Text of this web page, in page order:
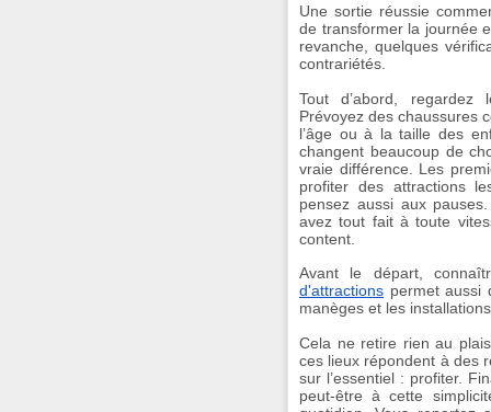
Une sortie réussie
de transformer la journée
revanche, quelques
contrariétés.
Tout d’abord, regardez
Prévoyez des chaussures
l’âge ou à la taille des
changent beaucoup de
vraie différence. Les
profiter des attractions
pensez aussi aux
avez tout fait à toute
content.
Avant le départ,
d'attractions permet aussi
manèges et les
Cela ne retire rien au
ces lieux répondent à des
sur l’essentiel : profiter.
peut-être à cette